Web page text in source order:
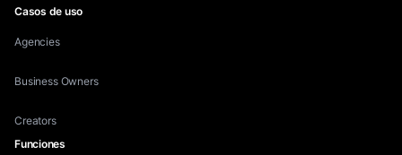
Casos de uso
Agencies
Business Owners
Creators
Funciones